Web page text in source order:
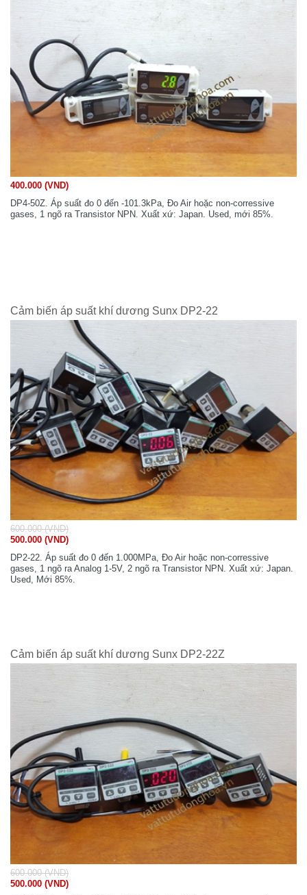
400.000 (VND)
DP4-50Z. Áp suất đo 0 đến -101.3kPa, Đo Air hoặc non-corressive
gases, 1 ngõ ra Transistor NPN. Xuất xứ: Japan. Used, mới 85%.
Cảm biến áp suất khí dương Sunx DP2-22
600.000 (VND)
500.000 (VND)
DP2-22. Áp suất đo 0 đến 1.000MPa, Đo Air hoặc non-corressive
gases, 1 ngõ ra Analog 1-5V, 2 ngõ ra Transistor NPN. Xuất xứ: Japan.
Used, Mới 85%.
Cảm biến áp suất khí dương Sunx DP2-22Z
600.000 (VND)
500.000 (VND)